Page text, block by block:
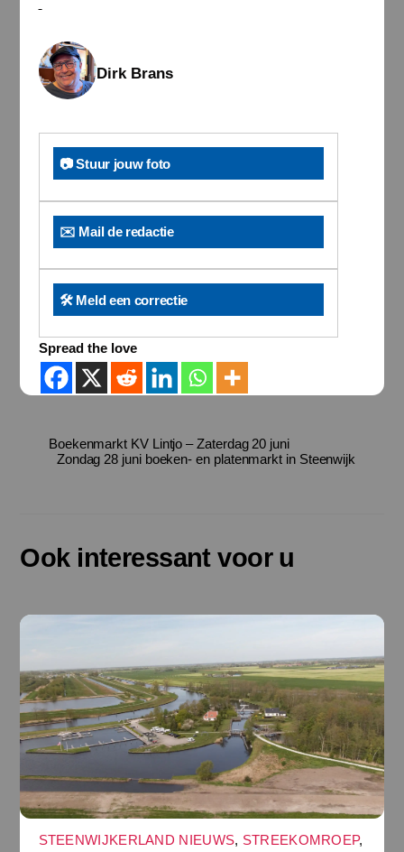
Dirk Brans
📷 Stuur jouw foto
✉️ Mail de redactie
🛠️ Meld een correctie
Spread the love
Boekenmarkt KV Lintjo – Zaterdag 20 juni
Zondag 28 juni boeken- en platenmarkt in Steenwijk
Ook interessant voor u
STEENWIJKERLAND NIEUWS, STREEKOMROEP,